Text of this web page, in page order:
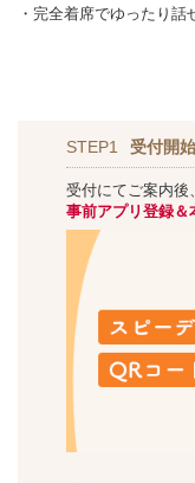
・完全着席でゆったり話
STEP1 受付開
受付にてご案内後
事前アプリ登録＆